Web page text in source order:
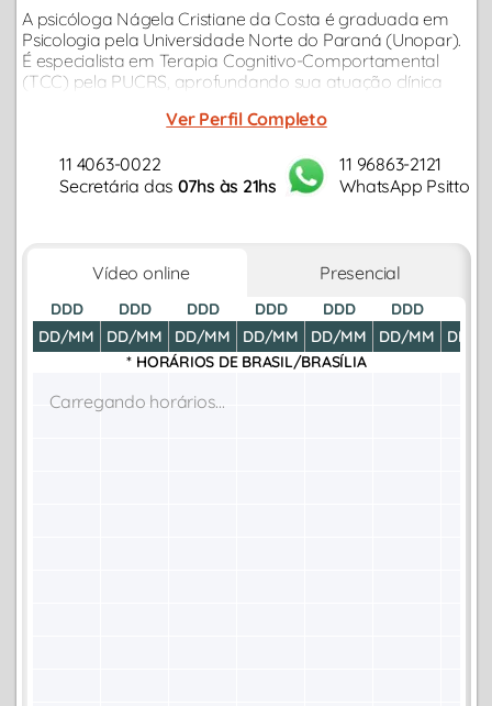
A psicóloga Nágela Cristiane da Costa é graduada em
Psicologia pela Universidade Norte do Paraná (Unopar).
É especialista em Terapia Cognitivo-Comportamental
(TCC) pela PUCRS, aprofundando sua atuação clínica
Neuropsicologia e Psicologia Clínica...
Ver Perfil Completo
11 4063-0022
Secretária das 07hs às 21hs
11 96863-2121
WhatsApp Psitto
Vídeo online Presencial
DDD
DD/MM
DDD
DD/MM
DDD
DD/MM
DDD
DD/MM
DDD
DD/MM
DDD
DD/MM
DD/
* HORÁRIOS DE BRASIL/BRASÍLIA
Carregando horários...